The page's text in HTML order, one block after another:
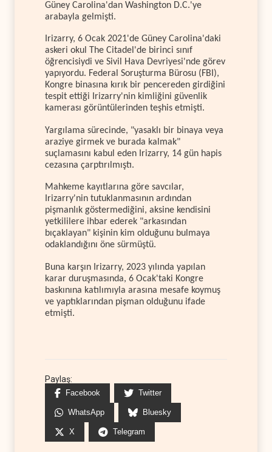
Güney Carolina'dan Washington D.C.'ye
arabayla gelmişti.
Irizarry, 6 Ocak 2021'de Güney Carolina'daki
askeri okul The Citadel'de birinci sınıf
öğrencisiydi ve Sivil Hava Devriyesi'nde görev
yapıyordu. Federal Soruşturma Bürosu (FBI),
Kongre binasına kırık bir pencereden girdiğini
tespit ettiği Irizarry'nin kimliğini güvenlik
kamerası görüntülerinden teşhis etmişti.
Yargılama sürecinde, "yasaklı bir binaya veya
araziye girmek ve burada kalmak"
suçlamasını kabul eden Irizarry, 14 gün hapis
cezasına çarptırılmıştı.
Mahkeme kayıtlarına göre savcılar,
Irizarry'nin tutuklanmasının ardından
pişmanlık göstermediğini, aksine kendisini
yetkililere ihbar ederek "arkasından
bıçaklayan" kişinin kim olduğunu bulmaya
odaklandığını öne sürmüştü.
Buna karşın Irizarry, 2023 yılında yapılan
karar duruşmasında, 6 Ocak'taki Kongre
baskınına katılımıyla arasına mesafe koymuş
ve yaptıklarından pişman olduğunu ifade
etmişti.
Paylaş:
Facebook Twitter
WhatsApp Bluesky
X Telegram